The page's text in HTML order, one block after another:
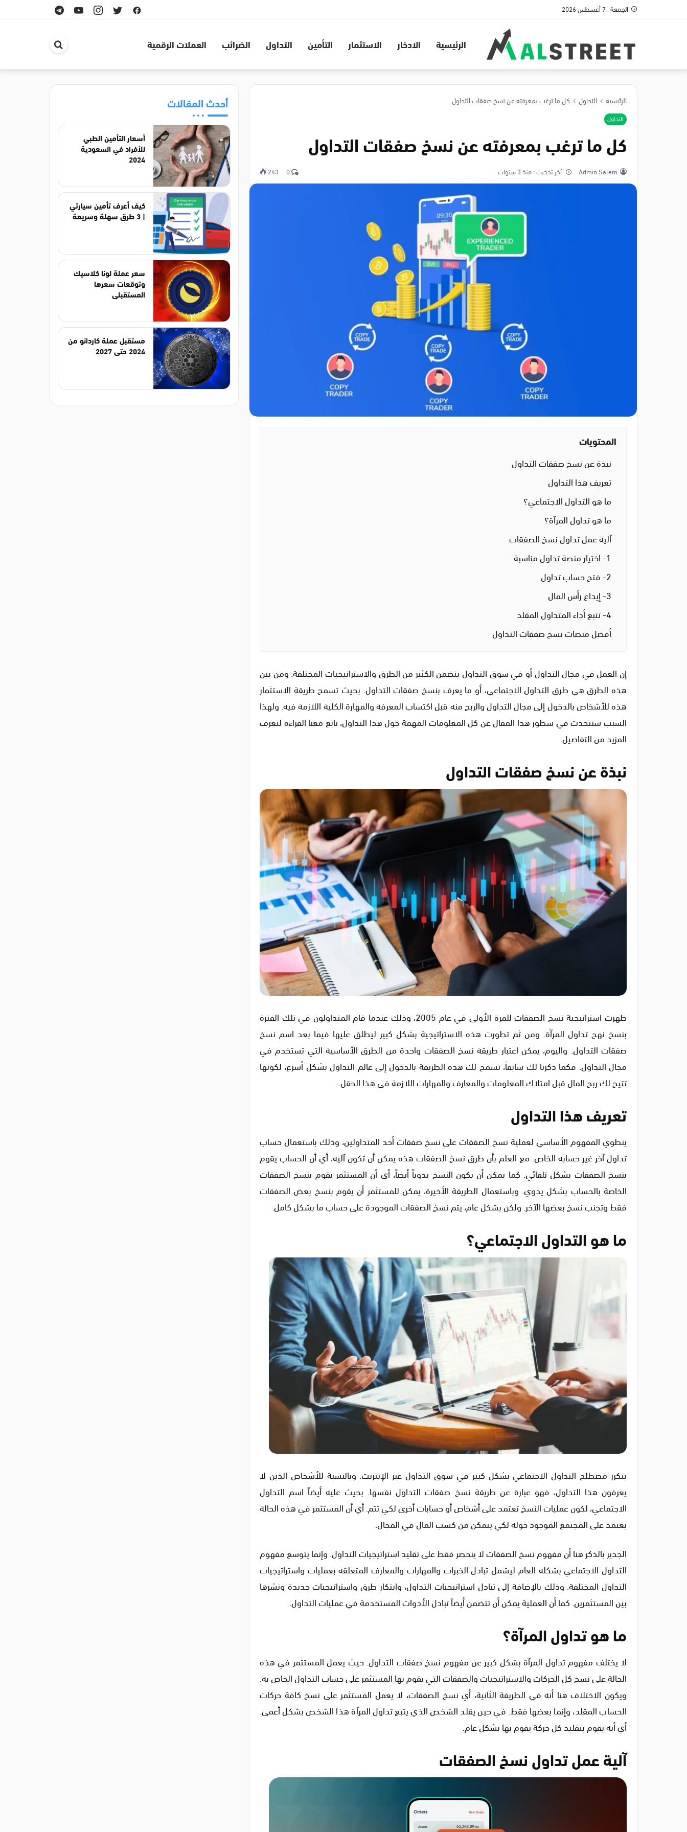
الجمعة , 7 أغسطس 2026
الرئيسية الادخار الاستثمار التأمين التداول الضرائب العملات الرقمية
الرئيسية التداول كل ما ترغب بمعرفته عن نسخ صفقات التداول
التداول
كل ما ترغب بمعرفته عن نسخ صفقات التداول
Admin Salem آخر تحديث :منذ 3 سنوات 0
243
المحتويات
نبذة عن نسخ صفقات التداول
تعريف هذا التداول
ما هو التداول الاجتماعي؟
ما هو تداول المرآة؟
آلية عمل تداول نسخ الصفقات
1- اختيار منصة تداول مناسبة
2- فتح حساب تداول
3- إيداع رأس المال
4- تتبع أداء المتداول المقلد
أفضل منصات نسخ صفقات التداول
إن العمل في مجال التداول أو في سوق التداول يتضمن الكثير من الطرق والاستراتيجيات المختلفة. ومن بين
هذه الطرق هي طرق التداول الاجتماعي، أو ما يعرف بنسخ صفقات التداول. بحيث تسمح طريقة الاستثمار
هذه للأشخاص بالدخول إلى مجال التداول والربح منه قبل اكتساب المعرفة والمهارة الكلية اللازمة فيه. ولهذا
السبب سنتحدث في سطور هذا المقال عن كل المعلومات المهمة حول هذا التداول، تابع معنا القراءة لتعرف
المزيد من التفاصيل.
نبذة عن نسخ صفقات التداول
ظهرت استراتيجية نسخ الصفقات للمرة الأولى في عام 2005، وذلك عندما قام المتداولون في تلك الفترة
بنسخ نهج تداول المرآة. ومن ثم تطورت هذه الاستراتيجية بشكل كبير ليطلق عليها فيما بعد اسم نسخ
صفقات التداول. واليوم، يمكن اعتبار طريقة نسخ الصفقات واحدة من الطرق الأساسية التي تستخدم في
مجال التداول. فكما ذكرنا لك سابقاً، تسمح لك هذه الطريقة بالدخول إلى عالم التداول بشكل أسرع، لكونها
تتيح لك ربح المال قبل امتلاك المعلومات والمعارف والمهارات اللازمة في هذا الحقل.
تعريف هذا التداول
ينطوي المفهوم الأساسي لعملية نسخ الصفقات على نسخ صفقات أحد المتداولين، وذلك باستعمال حساب
تداول آخر غير حسابه الخاص. مع العلم بأن طرق نسخ الصفقات هذه يمكن أن تكون آلية، أي أن الحساب يقوم
بنسخ الصفقات بشكل تلقائي. كما يمكن أن يكون النسخ يدوياً أيضاً، أي أن المستثمر يقوم بنسخ الصفقات
الخاصة بالحساب بشكل يدوي. وباستعمال الطريقة الأخيرة، يمكن للمستثمر أن يقوم بنسخ بعض الصفقات
فقط وتجنب نسخ بعضها الآخر. ولكن بشكل عام، يتم نسخ الصفقات الموجودة على حساب ما بشكل كامل.
ما هو التداول الاجتماعي؟
يتكرر مصطلح التداول الاجتماعي بشكل كبير في سوق التداول عبر الإنترنت. وبالنسبة للأشخاص الذين لا
يعرفون هذا التداول، فهو عبارة عن طريقة نسخ صفقات التداول نفسها. بحيث عليه أيضاً اسم التداول
الاجتماعي، لكون عمليات النسخ تعتمد على أشخاص أو حسابات أخرى لكي تتم. أي أن المستثمر في هذه الحالة
يعتمد على المجتمع الموجود حوله لكي يتمكن من كسب المال في المجال.
الجدير بالذكر هنا أن مفهوم نسخ الصفقات لا ينحصر فقط على تقليد استراتيجيات التداول. وإنما يتوسع مفهوم
التداول الاجتماعي بشكله العام ليشمل تبادل الخبرات والمهارات والمعارف المتعلقة بعمليات واستراتيجيات
التداول المختلفة. وذلك بالإضافة إلى تبادل استراتيجيات التداول، وابتكار طرق واستراتيجيات جديدة ونشرها
بين المستثمرين. كما أن العملية يمكن أن تتضمن أيضاً تبادل الأدوات المستخدمة في عمليات التداول.
ما هو تداول المرآة؟
لا يختلف مفهوم تداول المرآة بشكل كبير عن مفهوم نسخ صفقات التداول. حيث يعمل المستثمر في هذه
الحالة على نسخ كل الحركات والاستراتيجيات والصفقات التي يقوم بها المستثمر على حساب التداول الخاص به.
ويكون الاختلاف هنا أنه في الطريقة الثانية، أي نسخ الصفقات، لا يعمل المستثمر على نسخ كافة حركات
الحساب المقلد، وإنما بعضها فقط. في حين يقلد الشخص الذي يتبع تداول المرآة هذا الشخص بشكل أعمى.
أي أنه يقوم بتقليد كل حركة يقوم بها بشكل عام.
آلية عمل تداول نسخ الصفقات
أحدث المقالات
أسعار التأمين الطبي
للأفراد في السعودية
2024
كيف أعرف تأمين سيارتي
| 3 طرق سهلة وسريعة
سعر عملة لونا كلاسيك
وتوقعات سعرها
المستقبلي
مستقبل عملة كاردانو من
2024 حتى 2027